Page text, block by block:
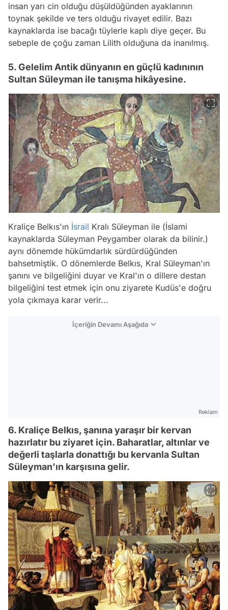
insan yarı cin olduğu düşüldüğünden ayaklarının
toynak şekilde ve ters olduğu rivayet edilir. Bazı
kaynaklarda ise bacağı tüylerle kaplı diye geçer. Bu
sebeple de çoğu zaman Lilith olduğuna da inanılmış.
5. Gelelim Antik dünyanın en güçlü kadınının
Sultan Süleyman ile tanışma hikâyesine.
Kraliçe Belkıs'ın İsrail Kralı Süleyman ile (İslami
kaynaklarda Süleyman Peygamber olarak da bilinir.)
aynı dönemde hükümdarlık sürdürdüğünden
bahsetmiştik. O dönemlerde Belkıs, Kral Süleyman'ın
şanını ve bilgeliğini duyar ve Kral'ın o dillere destan
bilgeliğini test etmek için onu ziyarete Kudüs'e doğru
yola çıkmaya karar verir...
İçeriğin Devamı Aşağıda
Reklam
6. Kraliçe Belkıs, şanına yaraşır bir kervan
hazırlatır bu ziyaret için. Baharatlar, altınlar ve
değerli taşlarla donattığı bu kervanla Sultan
Süleyman'ın karşısına gelir.